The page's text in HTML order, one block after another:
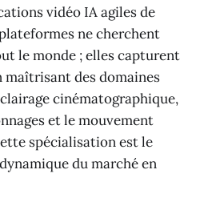
vidéo IA agiles de
ne cherchent
le monde ; elles capturent
maîtrisant des domaines
cinématographique,
et le mouvement
spécialisation est le
du marché en